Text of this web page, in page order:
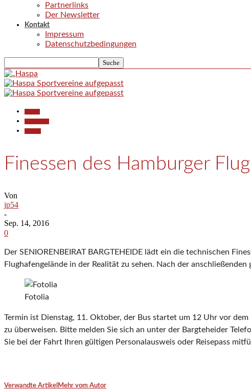
Partnerlinks
Der Newsletter
Kontakt
Impressum
Datenschutzbedingungen
Finessen des Hamburger
Von
jp54
-
Sep. 14, 2016
0
Der SENIORENBEIRAT BARGTEHEIDE lädt ein die technischen
Flughafengelände in der Realität zu sehen. Nach der
Fotolia
Termin ist Dienstag, 11. Oktober, der Bus startet um 12 Uhr vor
zu überweisen. Bitte melden Sie sich an unter der Bargteheider
Sie bei der Fahrt Ihren gültigen Personalausweis oder Reisepass
Verwandte Artikel Mehr vom Autor